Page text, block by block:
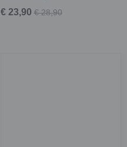
€ 23,90 € 28,90